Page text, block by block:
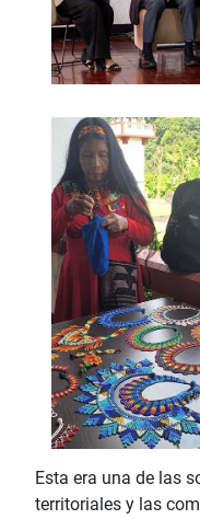
Esta era una de las
territoriales y las